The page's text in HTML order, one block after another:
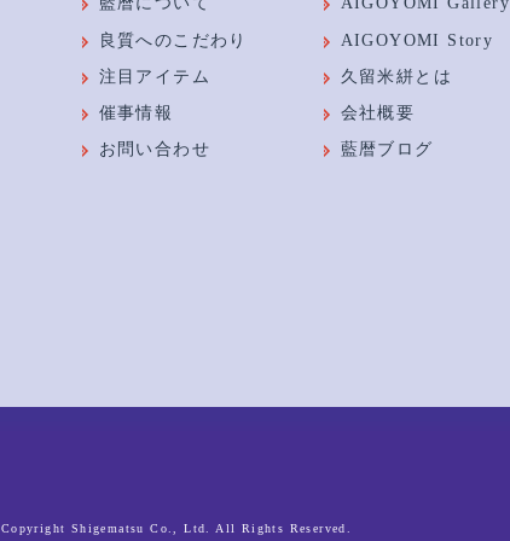
良質へのこだわり
注目アイテム
催事情報
お問い合わせ
AIGOYOMI Story
久留米絣とは
会社概要
藍暦ブログ
Copyright Shigematsu Co., Ltd. All Rights Reserved.